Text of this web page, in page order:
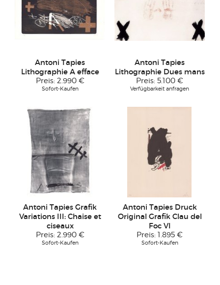
Antoni Tapies
Lithographie A efface
Preis: 2.990 €
Sofort-Kaufen
Antoni Tapies
Lithographie Dues mans
Preis: 5.100 €
Verfügbarkeit anfragen
Antoni Tapies Grafik
Variations III: Chaise et
ciseaux
Preis: 2.990 €
Sofort-Kaufen
Antoni Tapies Druck
Original Grafik Clau del
Foc VI
Preis: 1.895 €
Sofort-Kaufen